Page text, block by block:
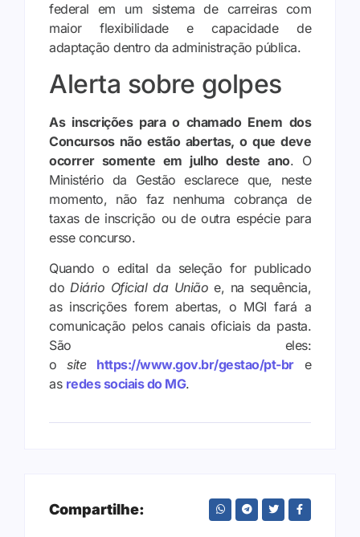
federal em um sistema de carreiras com
maior flexibilidade e capacidade de
adaptação dentro da administração pública.
Alerta sobre golpes
As inscrições para o chamado Enem dos
Concursos não estão abertas, o que deve
ocorrer somente em julho deste ano. O
Ministério da Gestão esclarece que, neste
momento, não faz nenhuma cobrança de
taxas de inscrição ou de outra espécie para
esse concurso.
Quando o edital da seleção for publicado
doDiário Oficial da União e, na sequência,
as inscrições forem abertas, o MGI fará a
comunicação pelos canais oficiais da pasta.
São eles:
osite https://www.gov.br/gestao/pt-bre
as redes sociais do MG.
Compartilhe: